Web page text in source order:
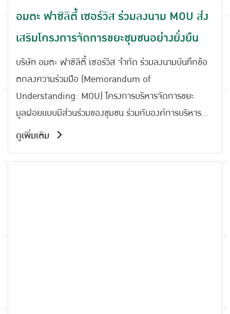
อมตะ ฟาซิลิตี้ เซอร์วิส ร่วมลงนาม MOU ส่ง
เสริมโครงการจัดการขยะชุมชนอย่างยั่งยืน
บริษัท อมตะ ฟาซิลิตี้ เซอร์วิส จำกัด ร่วมลงนามบันทึกข้อ
ตกลงความร่วมมือ (Memorandum of
Understanding: MOU) โครงการบริหารจัดการขยะ
มูลฝอยแบบมีส่วนร่วมของชุมชน ร่วมกับองค์การบริหาร
ส่วนตำบลพานทองหนองกะขะ โรงเรียนวัดบ้านงิ้ว กำนัน
โบต้า คอร์ปอเรชั่น จำกัด เพื่อร่วมกันพัฒนาการจัดการขยะ
ดูเพิ่มเติม